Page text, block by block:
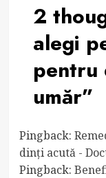
2
alegi
pentru
umăr”
Pingback:
dinți acută -
Pingback: